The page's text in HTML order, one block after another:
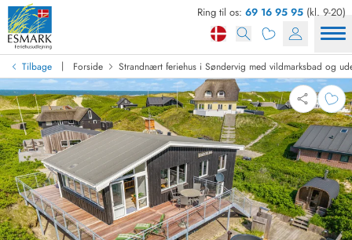
Ring til os: 69 16 95 95 (kl. 9-20)
Tilbage | Forside Strandnært feriehus i Søndervig med vildmarksbad og